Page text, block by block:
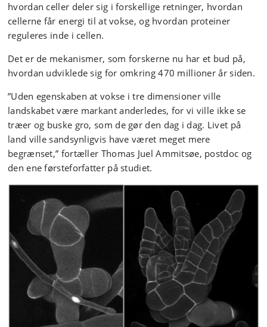
hvordan celler deler sig i forskellige retninger, hvordan
cellerne får energi til at vokse, og hvordan proteiner
reguleres inde i cellen.
Det er de mekanismer, som forskerne nu har et bud på,
hvordan udviklede sig for omkring 470 millioner år siden.
”Uden egenskaben at vokse i tre dimensioner ville
landskabet være markant anderledes, for vi ville ikke se
træer og buske gro, som de gør den dag i dag. Livet på
land ville sandsynligvis have været meget mere
begrænset,” fortæller Thomas Juel Ammitsøe, postdoc og
den ene førsteforfatter på studiet.